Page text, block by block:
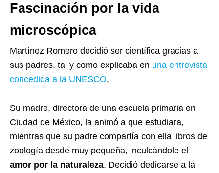
Fascinación por la vida
microscópica
Martínez Romero decidió ser científica gracias a
sus padres, tal y como explicaba en una entrevista
concedida a la UNESCO.
Su madre, directora de una escuela primaria en
Ciudad de México, la animó a que estudiara,
mientras que su padre compartía con ella libros de
zoología desde muy pequeña, inculcándole el
amor por la naturaleza. Decidió dedicarse a la